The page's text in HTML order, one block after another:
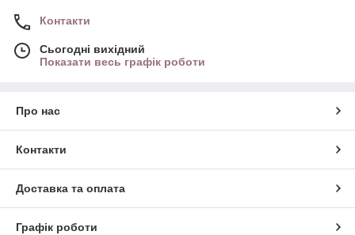
Контакти
Сьогодні вихідний
Показати весь графік роботи
Про нас
Контакти
Доставка та оплата
Графік роботи